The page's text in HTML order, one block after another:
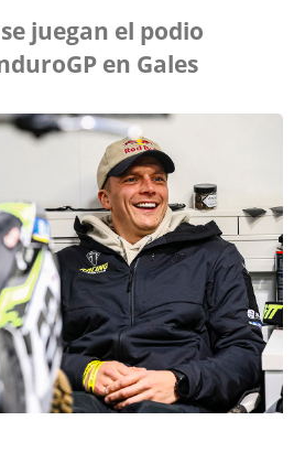
juegan el podio
en Gales